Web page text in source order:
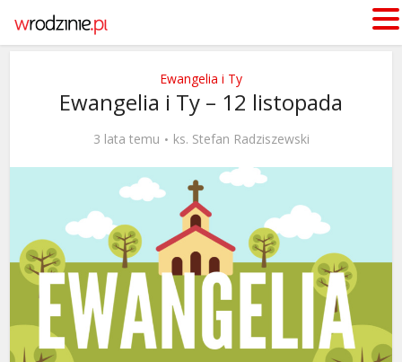
Ewangelia i Ty
Ewangelia i Ty – 12 listopada
3 lata temu ks. Stefan Radziszewski